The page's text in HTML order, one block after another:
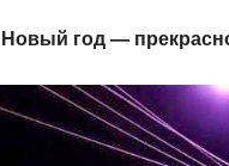
год —